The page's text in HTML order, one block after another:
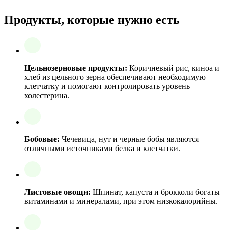
Продукты, которые нужно есть
Цельнозерновые продукты: Коричневый рис, киноа и
хлеб из цельного зерна обеспечивают необходимую
клетчатку и помогают контролировать уровень
холестерина.
Бобовые: Чечевица, нут и черные бобы являются
отличными источниками белка и клетчатки.
Листовые овощи: Шпинат, капуста и брокколи богаты
витаминами и минералами, при этом низкокалорийны.